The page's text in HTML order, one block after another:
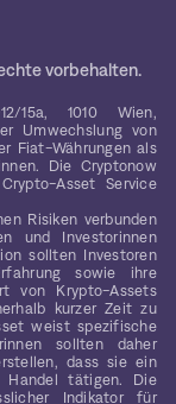
vorbehalten.
15a, 1010 Wien,
Umwechslung von
Fiat-Währungen als
Die Cryptonow
Asset Service
Risiken verbunden
und Investorinnen
sollten Investoren
sowie ihre
von Krypto-Assets
kurzer Zeit zu
weist spezifische
sollten daher
dass sie ein
Handel tätigen. Die
Indikator für